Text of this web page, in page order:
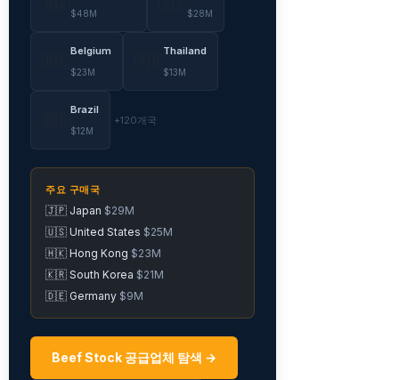
$48M $28M
Belgium
$23M
Thailand
$13M
Brazil
$12M
+120개국
주요 구매국
🇯🇵 Japan $29M
🇺🇸 United States $25M
🇭🇰 Hong Kong $23M
🇰🇷 South Korea $21M
🇩🇪 Germany $9M
Beef Stock 공급업체 탐색 →